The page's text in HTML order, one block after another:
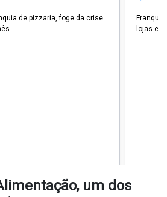
de pizzaria, foge da crise
lojas e
um dos